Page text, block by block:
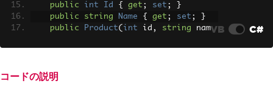
public
int Id { get ; set ;
}
public
string Name { get ; set ;
}
public
Product( int id , string namVB C#
コードの説明